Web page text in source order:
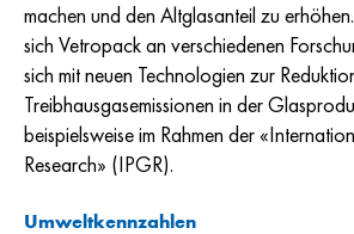
machen und den Altglasanteil zu
sich Vetropack an verschiedenen
sich mit neuen Technologien zur
Treibhausgasemissionen in der
beispielsweise im Rahmen der
Research» (IPGR).
Umweltkennzahlen